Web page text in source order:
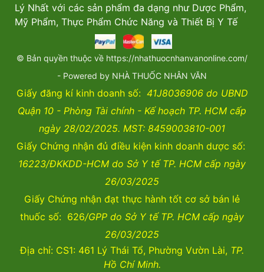
Lý Nhất với các sản phẩm đa dạng như Dược Phẩm,
Mỹ Phẩm, Thực Phẩm Chức Năng và Thiết Bị Y Tế
© Bản quyền thuộc về https://nhathuocnhanvanonline.com/
- Powered by NHÀ THUỐC NHÂN VĂN
Giấy đăng kí kinh doanh số: 41J8036906 do UBND
Quận 10 - Phòng Tài chính - Kế hoạch TP. HCM cấp
ngày 28/02/2025. MST: 8459003810-001
Giấy Chứng nhận đủ điều kiện kinh doanh dược số:
16223/ĐKKDD-HCM do Sở Y tế TP. HCM cấp ngày
26/03/2025
Giấy Chứng nhận đạt thực hành tốt cơ sở bán lẻ
thuốc số: 626/GPP do Sở Y tế TP. HCM cấp ngày
26/03/2025
Địa chỉ: CS1: 461 Lý Thái Tổ, Phường Vườn Lài, TP.
Hồ Chí Minh.